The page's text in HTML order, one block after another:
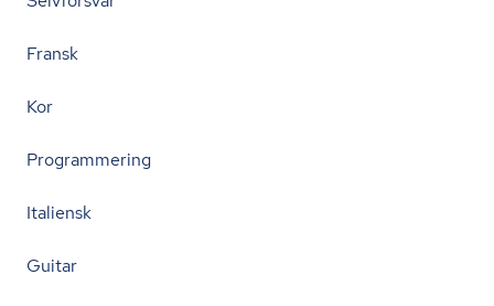
Fransk
Kor
Programmering
Italiensk
Guitar